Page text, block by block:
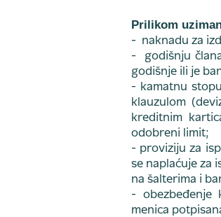
Prilikom
- naknadu za
- godišnju
godišnje ili je
- kamatnu
klauzulom
kreditnim
odobreni limit;
- proviziju za
se naplaćuje za
na šalterima i
- obezbeđenje
menica